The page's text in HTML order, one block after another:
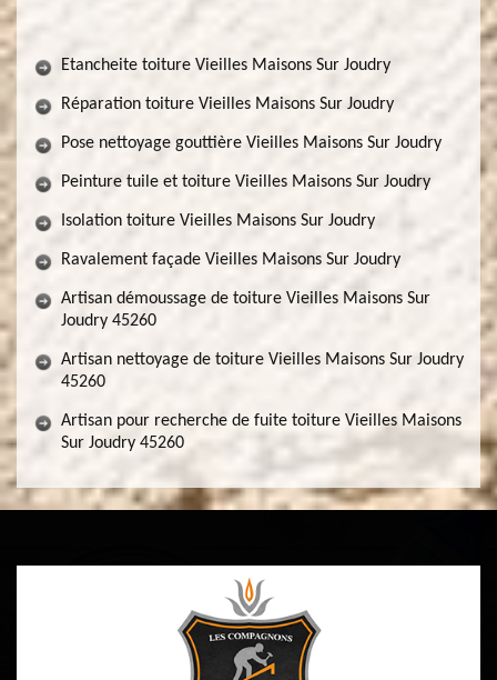
Etancheite toiture Vieilles Maisons Sur Joudry
Réparation toiture Vieilles Maisons Sur Joudry
Pose nettoyage gouttière Vieilles Maisons Sur Joudry
Peinture tuile et toiture Vieilles Maisons Sur Joudry
Isolation toiture Vieilles Maisons Sur Joudry
Ravalement façade Vieilles Maisons Sur Joudry
Artisan démoussage de toiture Vieilles Maisons Sur
Joudry 45260
Artisan nettoyage de toiture Vieilles Maisons Sur Joudry
45260
Artisan pour recherche de fuite toiture Vieilles Maisons
Sur Joudry 45260